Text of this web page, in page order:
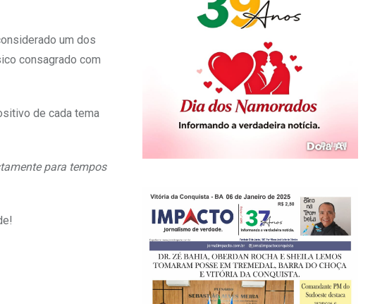
um dos
consagrado com
de cada tema
para tempos